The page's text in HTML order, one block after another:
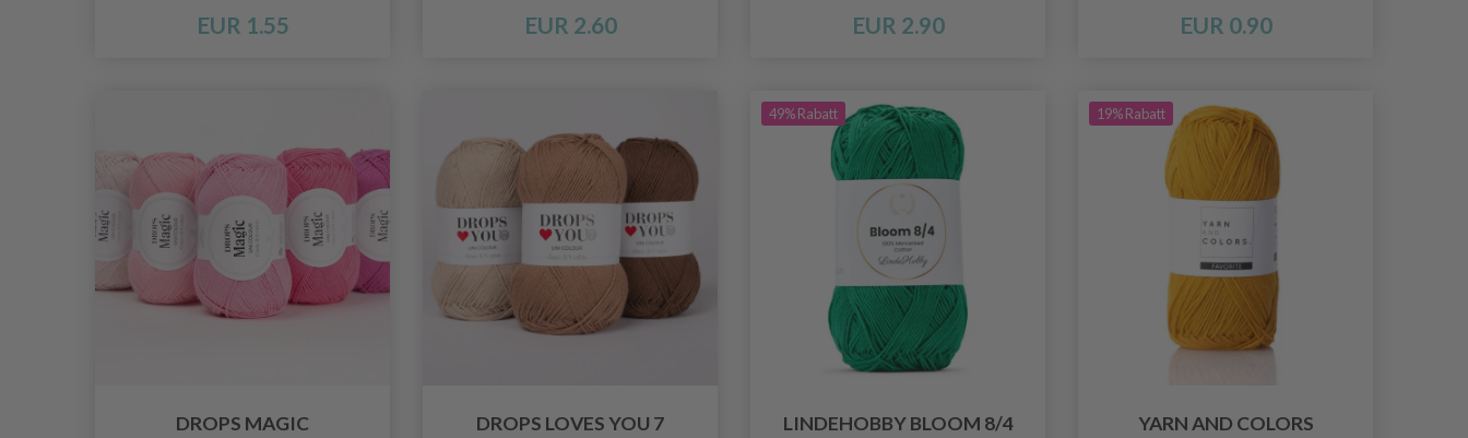
EUR 1.55 EUR 2.60 EUR 2.90 EUR 0.90
DROPS MAGIC DROPS LOVES YOU 7
49% Rabatt
LINDEHOBBY BLOOM 8/4
19% Rabatt
YARN AND COLORS